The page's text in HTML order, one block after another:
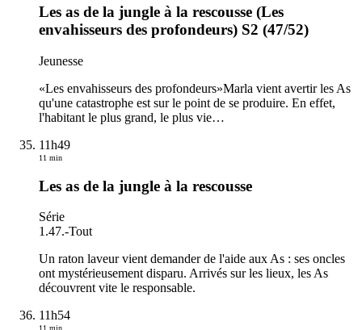
Les as de la jungle à la rescousse (Les
envahisseurs des profondeurs) S2 (47/52)
Jeunesse
«Les envahisseurs des profondeurs»Marla vient avertir les As
qu'une catastrophe est sur le point de se produire. En effet,
l'habitant le plus grand, le plus vie…
11h49
11 min
Les as de la jungle à la rescousse
Série
1.47.-Tout
Un raton laveur vient demander de l'aide aux As : ses oncles
ont mystérieusement disparu. Arrivés sur les lieux, les As
découvrent vite le responsable.
11h54